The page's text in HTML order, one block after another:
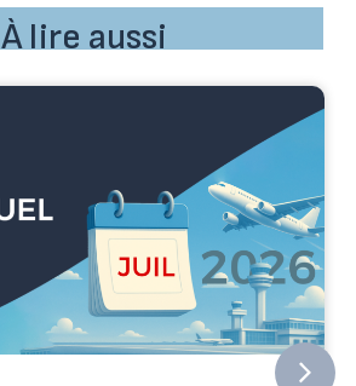
À lire aussi